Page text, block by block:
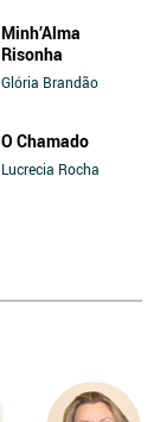
Minh’Alma
Risonha
Glória Brandão
O Chamado
Lucrecia Rocha